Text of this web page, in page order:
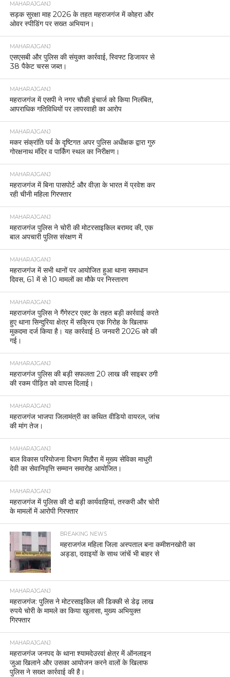
MAHARAJGANJ
सड़क सुरक्षा माह 2026 के तहत महराजगंज में कोहरा और
ओवर स्पीडिंग पर सख्त अभियान।
MAHARAJGANJ
एसएसबी और पुलिस की संयुक्त कार्रवाई, स्विफ्ट डिजायर से
38 पैकेट चरस जब्त।
MAHARAJGANJ
महराजगंज में एसपी ने नगर चौकी इंचार्ज को किया निलंबित,
आपराधिक गतिविधियों पर लापरवाही का आरोप
MAHARAJGANJ
मकर संक्रांति पर्व के दृष्टिगत अपर पुलिस अधीक्षक द्वारा गुरु
गोरक्षनाथ मंदिर व पार्किंग स्थल का निरीक्षण।
MAHARAJGANJ
महराजगंज में बिना पासपोर्ट और वीज़ा के भारत में प्रवेश कर
रही चीनी महिला गिरफ्तार
MAHARAJGANJ
महराजगंज पुलिस ने चोरी की मोटरसाइकिल बरामद की, एक
बाल अपचारी पुलिस संरक्षण में
MAHARAJGANJ
महराजगंज में सभी थानों पर आयोजित हुआ थाना समाधान
दिवस, 61 में से 10 मामलों का मौके पर निस्तारण
MAHARAJGANJ
महराजगंज पुलिस ने गैंगेस्टर एक्ट के तहत बड़ी कार्रवाई करते
हुए थाना सिन्दुरिया क्षेत्र में सक्रिय एक गिरोह के खिलाफ
मुकदमा दर्ज किया है। यह कार्रवाई 8 जनवरी 2026 को की
गई।
MAHARAJGANJ
महराजगंज पुलिस की बड़ी सफलता 20 लाख की साइबर ठगी
की रकम पीड़ित को वापस दिलाई।
MAHARAJGANJ
महराजगंज भाजपा जिलामंत्री का कथित वीडियो वायरल, जांच
की मांग तेज।
MAHARAJGANJ
बाल विकास परियोजना विभाग मिठौरा में मुख्य सेविका माधुरी
देवी का सेवानिवृत्ति सम्मान समारोह आयोजित।
MAHARAJGANJ
महराजगंज में पुलिस की दो बड़ी कार्यवाहियां, तस्करी और चोरी
के मामलों में आरोपी गिरफ्तार
BREAKING NEWS
महराजगंज महिला जिला अस्पताल बना कमीशनखोरी का
अड्डा, दवाइयों के साथ जांचें भी बाहर से
MAHARAJGANJ
महराजगंज: पुलिस ने मोटरसाइकिल की डिक्की से डेढ़ लाख
रुपये चोरी के मामले का किया खुलासा, मुख्य अभियुक्त
गिरफ्तार
MAHARAJGANJ
महराजगंज जनपद के थाना श्यामदेउरवां क्षेत्र में ऑनलाइन
जुआ खिलाने और उसका आयोजन करने वालों के खिलाफ
पुलिस ने सख्त कार्रवाई की है।